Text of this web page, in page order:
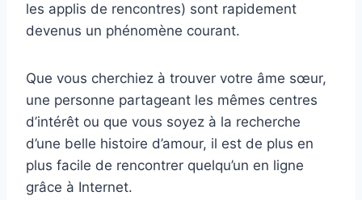
les applis de rencontres) sont rapidement
devenus un phénomène courant.
Que vous cherchiez à trouver votre âme sœur,
une personne partageant les mêmes centres
d’intérêt ou que vous soyez à la recherche
d’une belle histoire d’amour, il est de plus en
plus facile de rencontrer quelqu’un en ligne
grâce à Internet.